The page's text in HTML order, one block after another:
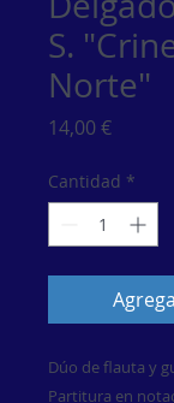
S.
Norte"
14,00 €Precio
Cantidad *
Dúo de flauta y
Partitura en